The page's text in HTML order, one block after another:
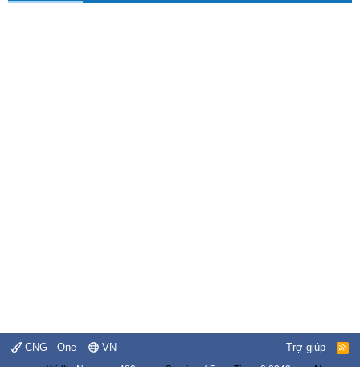
CNG - One VN Trợ giúp
R